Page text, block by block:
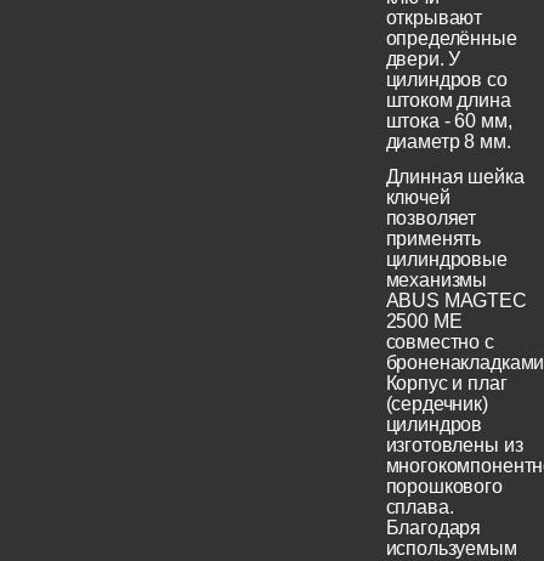
открывают
определённые
двери. У
цилиндров со
штоком длина
штока - 60 мм,
диаметр 8 мм.
Длинная шейка
ключей
позволяет
применять
цилиндровые
механизмы
ABUS MAGTEC
2500 ME
совместно с
Корпус и плаг
(сердечник)
цилиндров
изготовлены из
порошкового
сплава.
Благодаря
используемым